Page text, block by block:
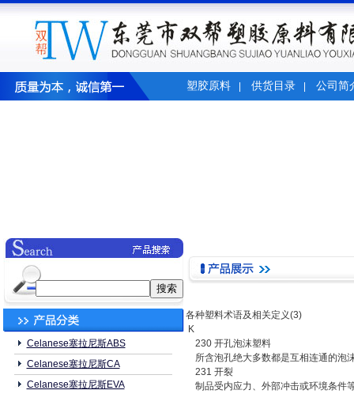
塑胶原料 供货目录 公司简
Celanese塞拉尼斯ABS
Celanese塞拉尼斯CA
Celanese塞拉尼斯EVA
各种塑料术语及相关定义(3)
K
230 开孔泡沫塑料
所含泡孔绝大多数都是互相连通的泡
231 开裂
制品受内应力、外部冲击或环境条件